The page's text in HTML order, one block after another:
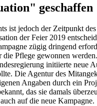
geschaffen
ist jedoch der Zeitpunkt
der Feier 2019
zügig dringend
die Pflege gewonnen
initiierte neue
Die Agentur des
Angaben durch ein
das sie damals
auf die neue Kampagne.